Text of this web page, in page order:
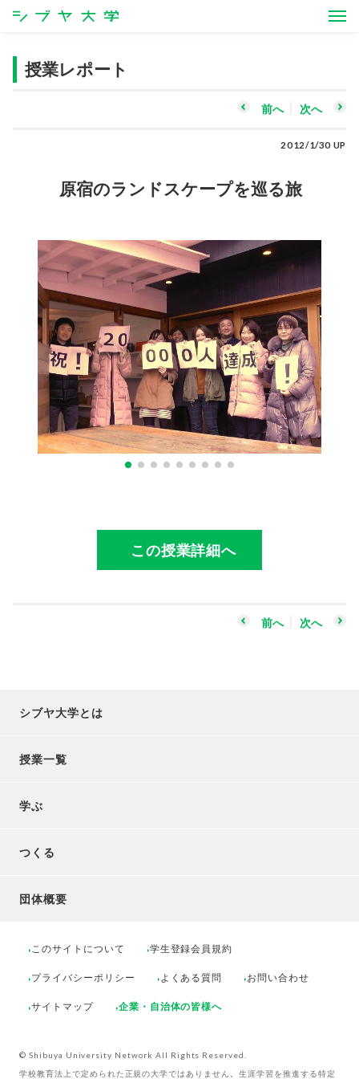
シブヤ大学
授業レポート
前へ 次へ
2012/1/30 UP
原宿のランドスケープを巡る旅
この授業詳細へ
前へ 次へ
シブヤ大学とは
授業一覧
学ぶ
つくる
団体概要
このサイトについて 学生登録会員規約
プライバシーポリシー よくある質問 お問い合わせ
サイトマップ 企業・自治体の皆様へ
© Shibuya University Network All Rights Reserved.
学校教育法上で定められた正規の大学ではありません。生涯学習を推進する特定